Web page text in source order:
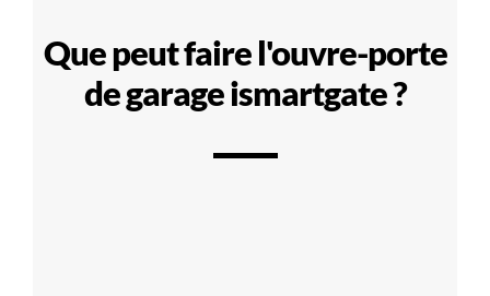
Que peut faire l'ouvre-porte
de garage ismartgate ?